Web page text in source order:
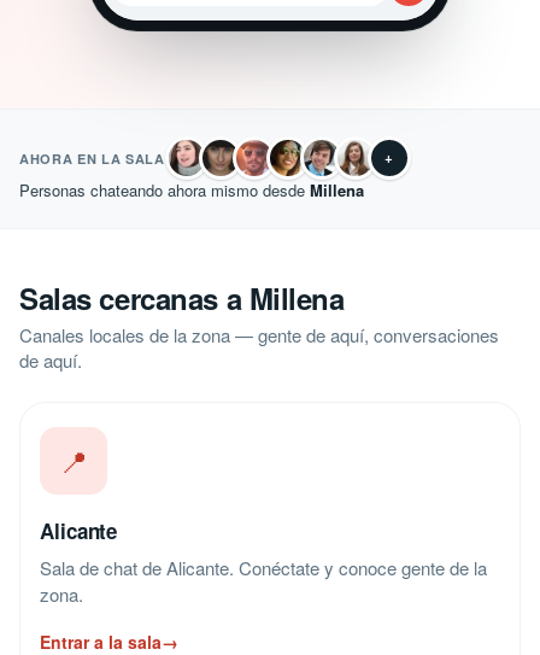
AHORA EN LA SALA +
Personas chateando ahora mismo desde Millena
Salas cercanas a Millena
Canales locales de la zona — gente de aquí, conversaciones
de aquí.
📍
Alicante
Sala de chat de Alicante. Conéctate y conoce gente de la
zona.
Entrar a la sala→